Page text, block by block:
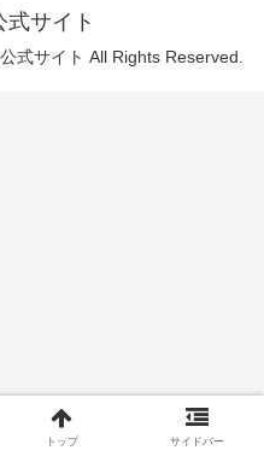
サイト
式サイト All Rights Reserved.
トップ サイドバー